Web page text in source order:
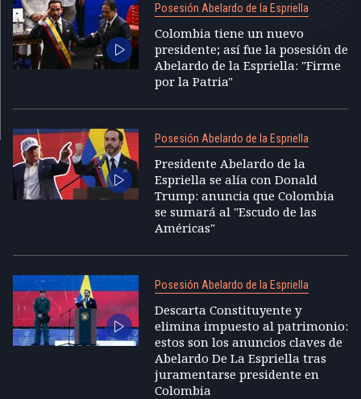
Posesión Abelardo de la Espriella
Colombia tiene un nuevo
presidente; así fue la posesión de
Abelardo de la Espriella: "Firme
por la Patria"
Posesión Abelardo de la Espriella
Presidente Abelardo de la
Espriella se alía con Donald
Trump: anuncia que Colombia
se sumará al "Escudo de las
Américas"
Posesión Abelardo de la Espriella
Descarta Constituyente y
elimina impuesto al patrimonio:
estos son los anuncios claves de
Abelardo De La Espriella tras
juramentarse presidente en
Colombia